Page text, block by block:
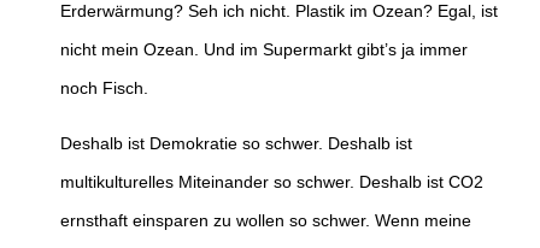
Erderwärmung? Seh ich nicht. Plastik im Ozean? Egal, ist
nicht mein Ozean. Und im Supermarkt gibt’s ja immer
noch Fisch.
Deshalb ist Demokratie so schwer. Deshalb ist
multikulturelles Miteinander so schwer. Deshalb ist CO2
ernsthaft einsparen zu wollen so schwer. Wenn meine